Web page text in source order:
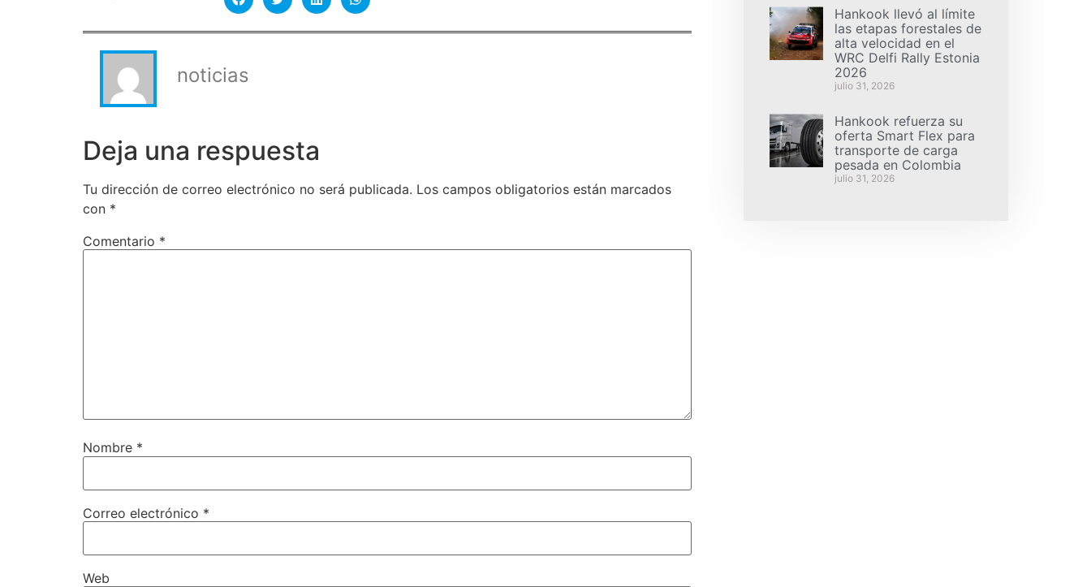
noticias
Deja una respuesta
Tu dirección de correo electrónico no será publicada. Los campos obligatorios están marcados
con *
Comentario *
Nombre *
Correo electrónico *
Web
Hankook llevó al límite
las etapas forestales de
alta velocidad en el
WRC Delfi Rally Estonia
2026
julio 31, 2026
Hankook refuerza su
oferta Smart Flex para
transporte de carga
pesada en Colombia
julio 31, 2026